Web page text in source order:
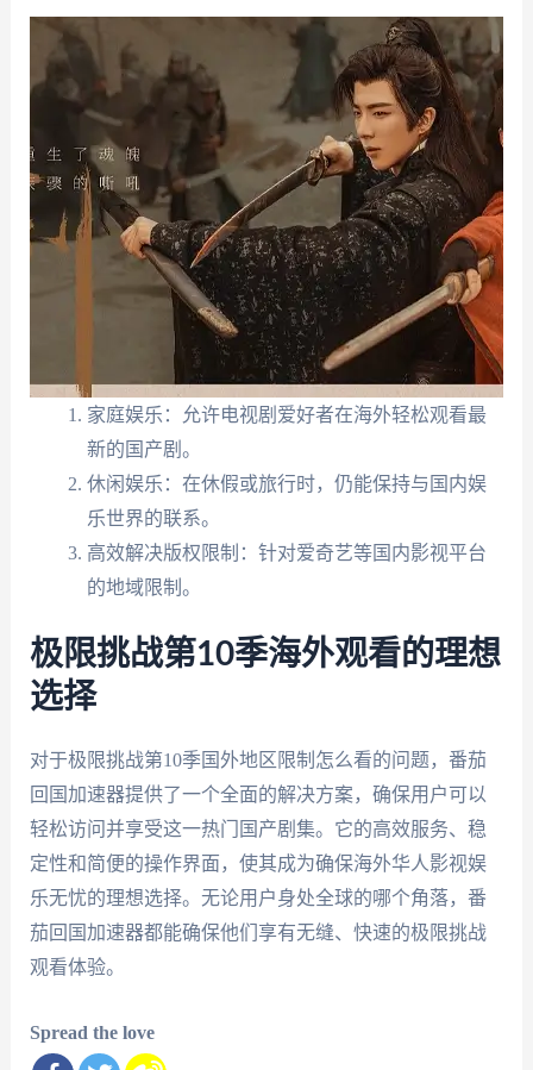
家庭娱乐：允许电视剧爱好者在海外轻松观看最
新的国产剧。
休闲娱乐：在休假或旅行时，仍能保持与国内娱
乐世界的联系。
高效解决版权限制：针对爱奇艺等国内影视平台
的地域限制。
极限挑战第10季海外观看的理想
选择
对于极限挑战第10季国外地区限制怎么看的问题，番茄
回国加速器提供了一个全面的解决方案，确保用户可以
轻松访问并享受这一热门国产剧集。它的高效服务、稳
定性和简便的操作界面，使其成为确保海外华人影视娱
乐无忧的理想选择。无论用户身处全球的哪个角落，番
茄回国加速器都能确保他们享有无缝、快速的极限挑战
观看体验。
Spread the love